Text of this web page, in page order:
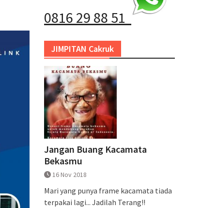
0816 29 88 51
JIMPITAN Cakruk
Jangan Buang Kacamata
Bekasmu
16 Nov 2018
Mari yang punya frame kacamata tiada
terpakai lagi... Jadilah Terang!!